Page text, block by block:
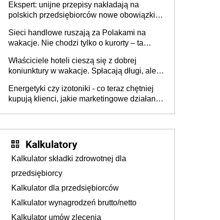
Ekspert: unijne przepisy nakładają na
polskich przedsiębiorców nowe obowiązki w
Sieci handlowe ruszają za Polakami na
wakacje. Nie chodzi tylko o kurorty – ta
tam, gdzie wielu spędzi urlop po cichu
Właściciele hoteli cieszą się z dobrej
koniunktury w wakacje. Spłacają długi, ale
Energetyki czy izotoniki - co teraz chętniej
kupują klienci, jakie marketingowe działania
Kalkulatory
Kalkulator składki zdrowotnej dla
przedsiębiorcy
Kalkulator dla przedsiębiorców
Kalkulator wynagrodzeń brutto/netto
Kalkulator umów zlecenia